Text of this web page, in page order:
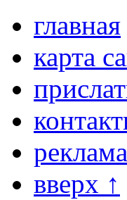
главная
карта
вверх ↑